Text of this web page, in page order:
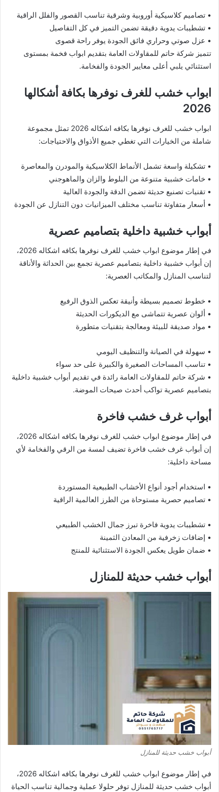
• تصاميم كلاسيكية أوروبية وشرقية تناسب القصور والفلل الراقية
• تشطيبات يدوية دقيقة تضمن التميز في كل التفاصيل
• عزل صوتي وحراري فائق الجودة يوفر راحة قصوى
تتميز شركة حاتم للمقاولات العامة بتقديم ابواب فخمة بمستوى
استثنائي يلبي أعلى معايير الجودة والفخامة.
ابواب خشب للغرف نوفرها بكافة أشكالها
2026
ابواب خشب للغرف نوفرها بكافه اشكاله 2026 تمثل مجموعة
شاملة من الخيارات التي تغطي جميع الأذواق والاحتياجات:
• تشكيلة واسعة تشمل الأنماط الكلاسيكية والمودرن والمعاصرة
• خامات خشبية متنوعة من البلوط والزان والماهوجني
• تقنيات تصنيع حديثة تضمن الدقة والجودة العالية
• أسعار متفاوتة تناسب مختلف الميزانيات دون التنازل عن الجودة
أبواب خشبية داخلية بتصاميم عصرية
في إطار موضوع ابواب خشب للغرف نوفرها بكافه اشكاله 2026،
إن أبواب خشبية داخلية بتصاميم عصرية تجمع بين الحداثة والأناقة
لتناسب المنازل والمكاتب العصرية:
• خطوط تصميم بسيطة وأنيقة تعكس الذوق الرفيع
• ألوان عصرية تتماشى مع الديكورات الحديثة
• مواد صديقة للبيئة ومعالجة بتقنيات متطورة
• سهولة في الصيانة والتنظيف اليومي
• تناسب المساحات الصغيرة والكبيرة على حد سواء
• شركة حاتم للمقاولات العامة رائدة في تقديم أبواب خشبية داخلية
بتصاميم عصرية تواكب أحدث صيحات الموضة.
أبواب غرف خشب فاخرة
في إطار موضوع ابواب خشب للغرف نوفرها بكافه اشكاله 2026،
إن أبواب غرف خشب فاخرة تضيف لمسة من الرقي والفخامة لأي
مساحة داخلية:
• استخدام أجود أنواع الأخشاب الطبيعية المستوردة
• تصاميم حصرية مستوحاة من الطرز العالمية الراقية
• تشطيبات يدوية فاخرة تبرز جمال الخشب الطبيعي
• إضافات زخرفية من المعادن الثمينة
• ضمان طويل يعكس الجودة الاستثنائية للمنتج
أبواب خشب حديثة للمنازل
أبواب خشب حديثة للمنازل
في إطار موضوع ابواب خشب للغرف نوفرها بكافه اشكاله 2026،
أبواب خشب حديثة للمنازل توفر حلولا عملية وجمالية تناسب الحياة